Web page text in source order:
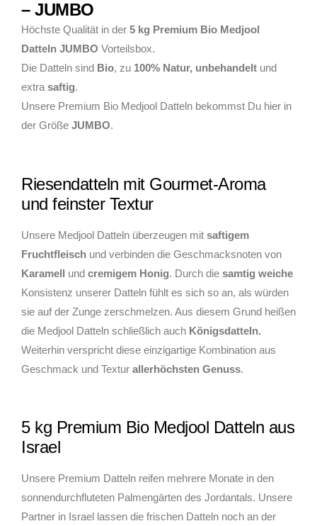
– JUMBO
Höchste Qualität in der 5 kg Premium Bio Medjool
Datteln JUMBO Vorteilsbox.
Die Datteln sind Bio, zu 100% Natur, unbehandelt und
extra saftig.
Unsere Premium Bio Medjool Datteln bekommst Du hier in
der Größe JUMBO.
Riesendatteln mit Gourmet-Aroma
und feinster Textur
Unsere Medjool Datteln überzeugen mit saftigem
Fruchtfleisch und verbinden die Geschmacksnoten von
Karamell und cremigem Honig. Durch die samtig weiche
Konsistenz unserer Datteln fühlt es sich so an, als würden
sie auf der Zunge zerschmelzen. Aus diesem Grund heißen
die Medjool Datteln schließlich auch Königsdatteln.
Weiterhin verspricht diese einzigartige Kombination aus
Geschmack und Textur allerhöchsten Genuss.
5 kg Premium Bio Medjool Datteln aus
Israel
Unsere Premium Datteln reifen mehrere Monate in den
sonnendurchfluteten Palmengärten des Jordantals. Unsere
Partner in Israel lassen die frischen Datteln noch an der